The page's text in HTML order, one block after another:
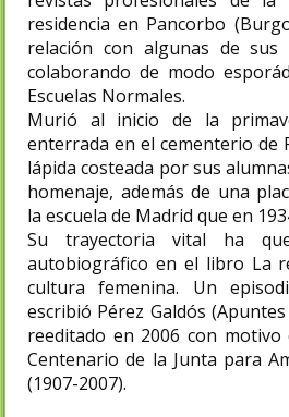
residencia en Pancorbo
relación con algunas de sus
colaborando de modo
Escuelas Normales.
Murió al inicio de la
enterrada en el cementerio de
lápida costeada por sus
homenaje, además de una
la escuela de Madrid que en
Su trayectoria vital ha
autobiográfico en el libro La
cultura femenina. Un
escribió Pérez Galdós
reeditado en 2006 con motivo
Centenario de la Junta para
(1907-2007).